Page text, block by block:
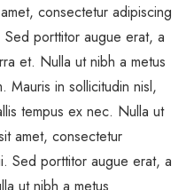
consectetur adipiscing
porttitor augue erat, a
et. Nulla ut nibh a metus
Mauris in sollicitudin nisl,
tempus ex nec. Nulla ut
amet, consectetur
Sed porttitor augue erat, a
ut nibh a metus